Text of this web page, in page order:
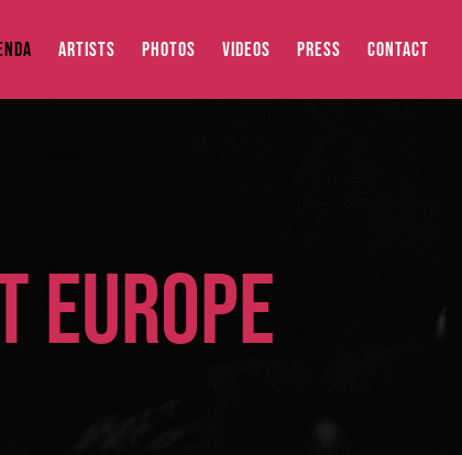
ARTISTS PHOTOS VIDEOS PRESS CONTACT
EUROPE